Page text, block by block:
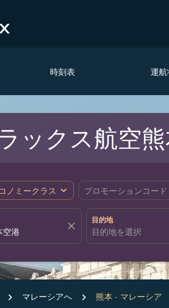
時刻表 運航
ックス航空
ノミークラス expand_more プロモーションコード
close
目的地
マレーシアへ 熊本 - マレーシア